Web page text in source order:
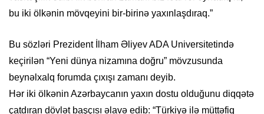
bu iki ölkənin mövqeyini bir-birinə yaxınlaşdıraq.”
Bu sözləri Prezident İlham Əliyev ADA Universitetində
keçirilən “Yeni dünya nizamına doğru” mövzusunda
beynəlxalq forumda çıxışı zamanı deyib.
Hər iki ölkənin Azərbaycanın yaxın dostu olduğunu diqqətə
çatdıran dövlət başçısı əlavə edib: “Türkiyə ilə müttəfiq